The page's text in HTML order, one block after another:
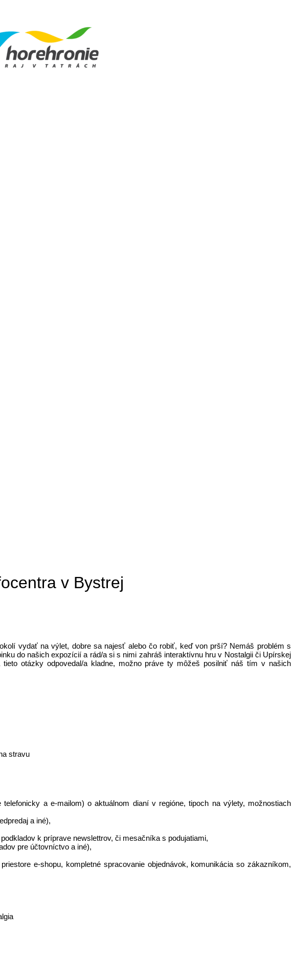
v Bystrej
vydať na výlet, dobre sa najesť alebo čo robiť, keď von prší? Nemáš problém s
do našich expozícií a rád/a si s nimi zahráš interaktívnu hru v Nostalgii či Upírskej
otázky odpovedal/a kladne, možno práve ty môžeš posilniť náš tím v našich
stravu
a e-mailom) o aktuálnom dianí v regióne, tipoch na výlety, možnostiach
a iné),
k príprave newslettrov, či mesačníka s podujatiami,
pre účtovníctvo a iné),
e-shopu, kompletné spracovanie objednávok, komunikácia so zákazníkom,